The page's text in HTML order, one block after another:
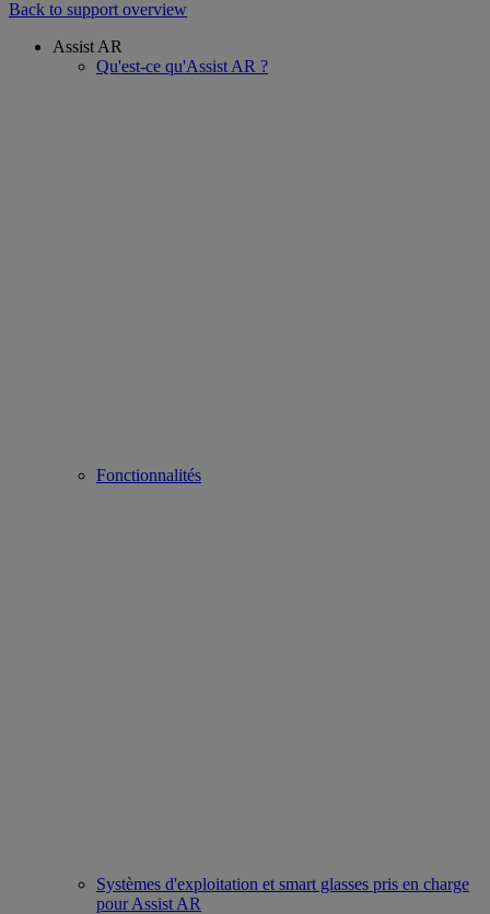
Back to support overview
Assist AR
Qu'est-ce qu'Assist AR ?
Fonctionnalités
Systèmes d'exploitation et smart glasses pris en charge
pour Assist AR